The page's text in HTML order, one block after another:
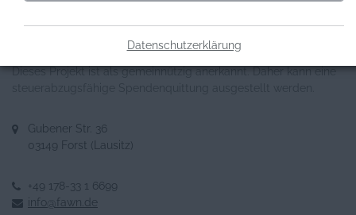
First Aid for Wonderful Nature (F.A.W.N.) Deutschland e.V.
Register-Nr.: VR 1812 CB
Dieses Projekt ist als gemeinnützig anerkannt. Daher kann eine
Gubener Str. 36
03149 Forst (Lausitz)
+49 178-33 1 6699
info@fawn.de
Datenschutzerklärung